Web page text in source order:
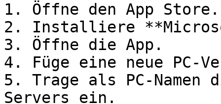
1. Öffne den App Store.
2. Installiere
3. Öffne die App.
4. Füge eine neue PC-
5. Trage als PC-Namen
Servers ein.